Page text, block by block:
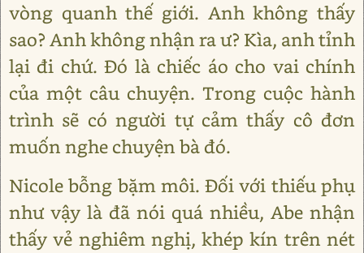
vòng quanh thế giới. Anh không thấy
sao? Anh không nhận ra ư? Kìa, anh tỉnh
lại đi chứ. Đó là chiếc áo cho vai chính
của một câu chuyện. Trong cuộc hành
trình sẽ có người tự cảm thấy cô đơn
muốn nghe chuyện bà đó.
Nicole bỗng bặm môi. Đối với thiếu phụ
như vậy là đã nói quá nhiều, Abe nhận
thấy vẻ nghiêm nghị, khép kín trên nét